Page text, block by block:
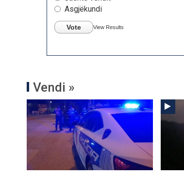
Asgjëkundi
Vote View Results
Vendi »